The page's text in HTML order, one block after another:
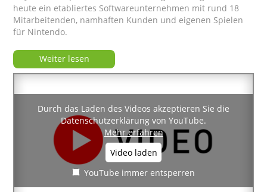
heute ein etabliertes Softwareunternehmen mit rund 18
Mitarbeitenden, namhaften Kunden und eigenen Spielen
für Nintendo.
Weiter lesen
Durch das Laden des Videos akzeptieren Sie die
Datenschutzerklärung von YouTube.
Mehr erfahren
Video laden
YouTube immer entsperren